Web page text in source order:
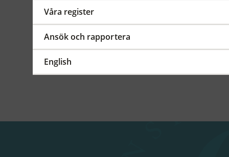
Våra register
Ansök och rapportera
English
Dokument
FFFS 2024:10